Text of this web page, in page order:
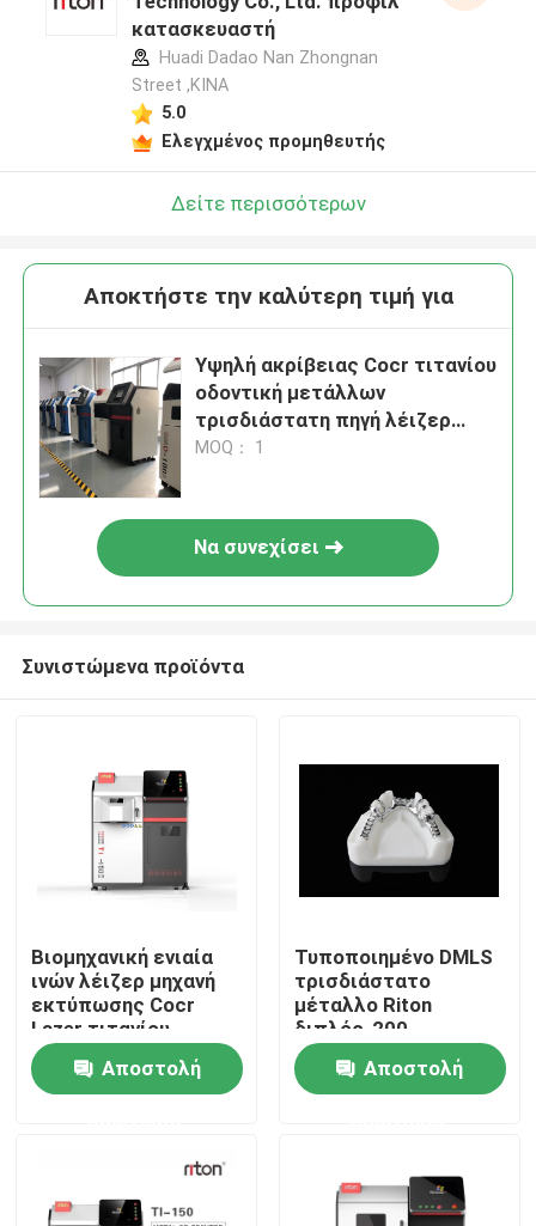
Αρχική Σελίδα
Σχετικά με εμάς
κατασκευαστή
Huadi Dadao Nan Zhongnan
Street ,ΚΙΝΑ
5.0
Ελεγχμένος προμηθευτής
Δείτε περισσότερων
Αποκτήστε την καλύτερη τιμή για
Υψηλή ακρίβειας Cocr τιτανίου
οδοντική μετάλλων
τρισδιάστατη πηγή λέιζερ
ινών εκτυπωτών διπλή
MOQ： 1
Να συνεχίσει
Συνιστώμενα προϊόντα
Βιομηχανική ενιαία
ινών λέιζερ μηχανή
εκτύπωσης Cocr
Lazer τιτανίου
εκτυπωτών
μετάλλων οδοντική
τρισδιάστατη
Αποστολή
Τυποποιημένο DMLS
τρισδιάστατο
μέταλλο Riton
διπλός-200
εκτυπωτών CE
οδοντοστοιχιών
προφορικός
Αποστολή